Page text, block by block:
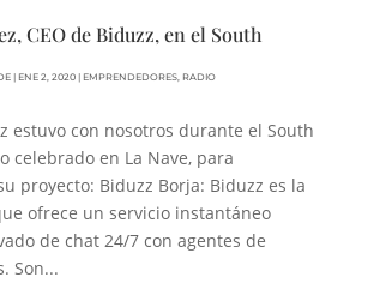
CEO de Biduzz, en el South
| ENE 2, 2020| EMPRENDEDORES, RADIO
estuvo con nosotros durante el South
celebrado en La Nave, para
proyecto: Biduzz Borja: Biduzz es la
ofrece un servicio instantáneo
de chat 24/7 con agentes de
Son...